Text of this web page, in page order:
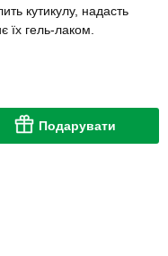
кутикулу, надасть
їх гель-лаком.
Подарувати